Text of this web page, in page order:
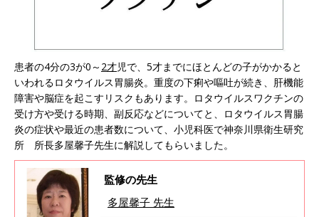
患者の4分の3が0～ 2才児で、5才までにほとんどの子がかかると
いわれるロタウイルス胃腸炎。重度の下痢や嘔吐が続き、肝機能
障害や脳症を起こすリスクもあります。ロタウイルスワクチンの
受け方や受ける時期、副反応などについてと、ロタウイルス胃腸
炎の症状や最近の患者数について、小児科医で神奈川県衛生研究
所 所長多屋馨子先生に解説してもらいました。
監修の先生
多屋馨子 先生